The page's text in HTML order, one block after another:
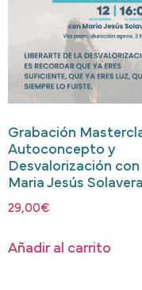
Grabación
Autoconcepto y
Desvalorización con
Maria Jesús Solavera
29,00€
Añadir al carrito